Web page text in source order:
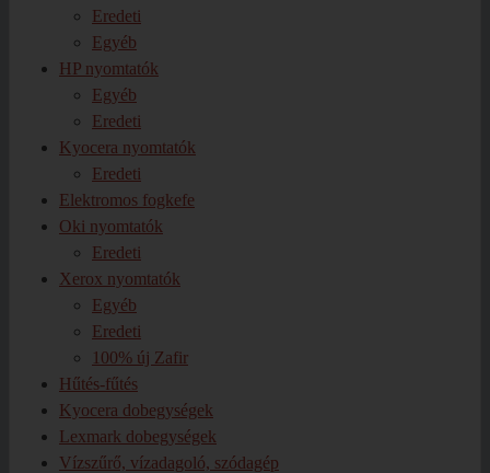
Eredeti
Egyéb
HP nyomtatók
Egyéb
Eredeti
Kyocera nyomtatók
Eredeti
Elektromos fogkefe
Oki nyomtatók
Eredeti
Xerox nyomtatók
Egyéb
Eredeti
100% új Zafir
Hűtés-fűtés
Kyocera dobegységek
Lexmark dobegységek
Vízszűrő, vízadagoló, szódagép